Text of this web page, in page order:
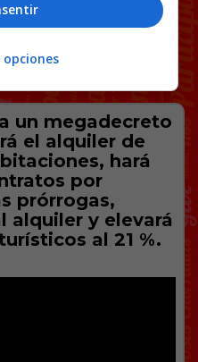
un megadecreto
el alquiler de
hará
por
prórrogas,
alquiler y elevará
al 21 %.